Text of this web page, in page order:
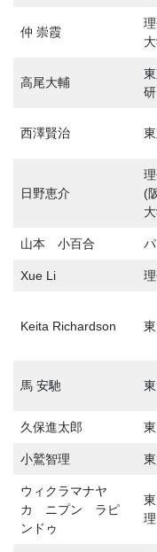
仲 崇霞
高尾大輔
西澤賢治
日野恵介
(
山本 小百合
Xue Li
Keita Richardson
馬 安馳
久保進太郎
小鷲智理
ウィクラマナヤ
カ ニプン ラピ
ンドゥ